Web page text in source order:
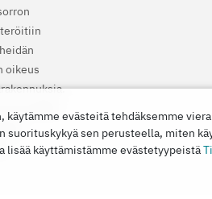
oikeus
käytämme evästeitä tehdäksemme
suorituskykyä sen perusteella, miten
käyttämistämme evästetyypeistä